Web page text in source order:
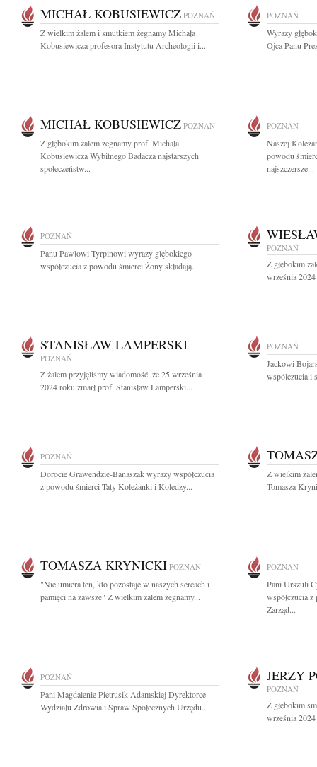
MICHAŁ KOBUSIEWICZ POZNAŃ
Z wielkim żalem i smutkiem żegnamy Michała
Kobusiewicza profesora Instytutu Archeologii i...
POZNAŃ
Wyrazy
Ojca Panu
MICHAŁ KOBUSIEWICZ POZNAŃ
Z głębokim żalem żegnamy prof. Michała
Kobusiewicza Wybitnego Badacza najstarszych
społeczeństw...
POZNAŃ
Naszej
powodu
najszczersze...
POZNAŃ
Panu Pawłowi Tyrpinowi wyrazy głębokiego
współczucia z powodu śmierci Żony składają...
POZNAŃ
Z głębokim
września
STANISŁAW LAMPERSKI
POZNAŃ
Z żalem przyjęliśmy wiadomość, że 25 września
2024 roku zmarł prof. Stanisław Lamperski...
POZNAŃ
Jackowi
współczucia i
POZNAŃ
Dorocie Grawendzie-Banaszak wyrazy współczucia
z powodu śmierci Taty Koleżanki i Koledzy...
Z wielkim
Tomasza
TOMASZA KRYNICKI POZNAŃ
"Nie umiera ten, kto pozostaje w naszych sercach i
pamięci na zawsze" Z wielkim żalem żegnamy...
POZNAŃ
Pani Urszuli
współczucia
Zarząd...
POZNAŃ
Pani Magdalenie Pietrusik-Adamskiej Dyrektorce
Wydziału Zdrowia i Spraw Społecznych Urzędu...
JERZY
POZNAŃ
Z głębokim
września